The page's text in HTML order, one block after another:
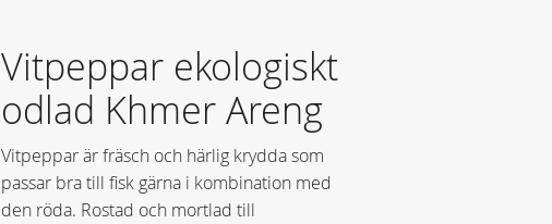
Vitpeppar ekologiskt
odlad Khmer Areng
Vitpeppar är fräsch och härlig krydda som
passar bra till fisk gärna i kombination med
den röda. Rostad och mortlad till